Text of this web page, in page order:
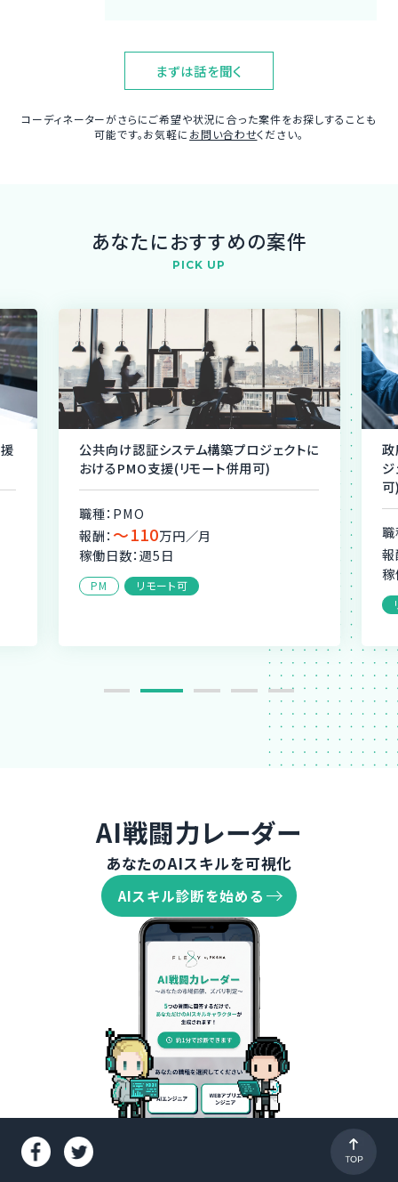
まずは話を聞く
コーディネーターがさらにご希望や状況に合った案件をお探しすることも
可能です。お気軽に お問い合わせください。
あなたにおすすめの案件
PICK UP
築プロジェクトに
政府機関向け渡航認証システム構築
ジェクトにおけるPMO支援(リモート
可)
職種：PMO
稼働日数：週5日
AI戦闘力レーダー
あなたのAIスキルを可視化
AIスキル診断を始める